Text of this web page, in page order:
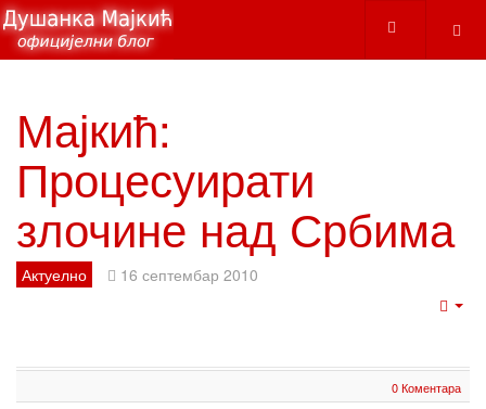
Мајкић:
Процесуирати
злочине над Србима
Актуелно 16 септембар 2010
0 Коментара